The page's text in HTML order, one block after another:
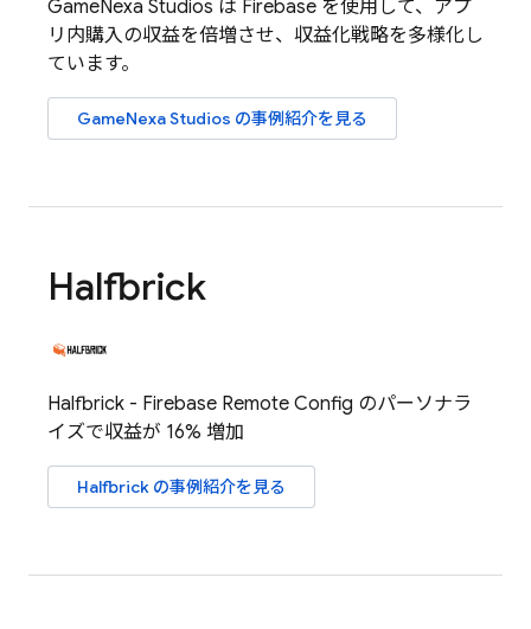
GameNexa Studios は Firebase を使用して、アプ
リ内購入の収益を倍増させ、収益化戦略を多様化し
ています。
GameNexa Studios の事例紹介を見る
Halfbrick
Halfbrick - Firebase Remote Config のパーソナラ
イズで収益が 16% 増加
Halfbrick の事例紹介を見る